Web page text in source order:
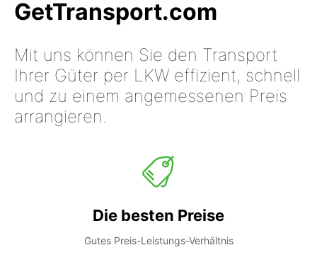
GetTransport.com
Mit uns können Sie den Transport
Ihrer Güter per LKW effizient, schnell
und zu einem angemessenen Preis
arrangieren.
Die besten Preise
Gutes Preis-Leistungs-Verhältnis